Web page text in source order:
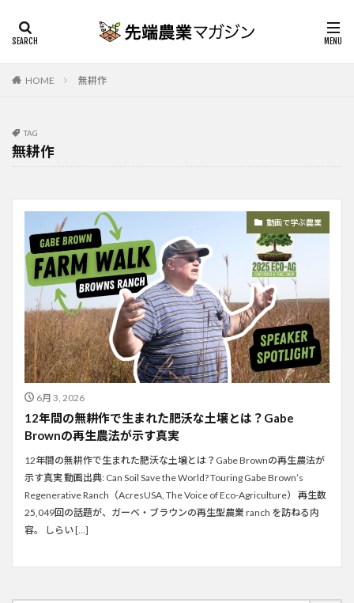
HOME 無耕作
TAG
無耕作
動画で学ぶ農業
6月 3, 2026
12年間の無耕作で生まれた肥沃な土壌とは？Gabe
Brownの再生農法が示す真実
12年間の無耕作で生まれた肥沃な土壌とは？Gabe Brownの再生農法が
示す真実 動画出典: Can Soil Save the World? Touring Gabe Brown’s
Regenerative Ranch（AcresUSA, The Voice of Eco-Agriculture） 再生数
25,049回の話題が、ガーベ・ブラウンの再生型農業 ranch を訪ねる内
容。 しらい […]